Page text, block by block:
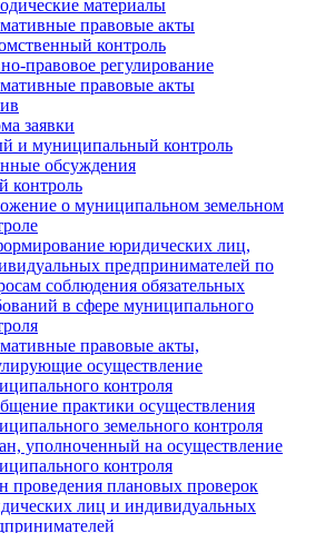
материалы
правовые акты
контроль
правовое регулирование
правовые акты
заявки
и муниципальный контроль
обсуждения
контроль
о муниципальном земельном
юридических лиц,
предпринимателей по
соблюдения обязательных
в сфере муниципального
правовые акты,
осуществление
контроля
практики осуществления
земельного контроля
уполноченный на осуществление
контроля
проведения плановых проверок
лиц и индивидуальных